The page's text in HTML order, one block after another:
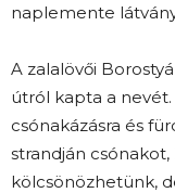
naplemente
A zalalövői
útról kapta a
csónakázásra és
strandján csónakot,
kölcsönözhetünk,